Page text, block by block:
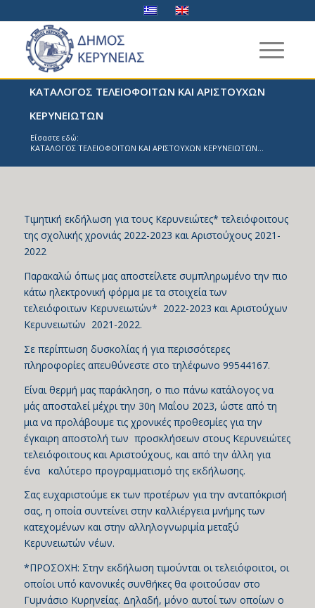
ΚΑΤΑΛΟΓΟΣ ΤΕΛΕΙΟΦΟΙΤΩΝ ΚΑΙ ΑΡΙΣΤΟΥΧΩΝ
ΚΕΡΥΝΕΙΩΤΩΝ
Είσαστε εδώ:
ΚΑΤΑΛΟΓΟΣ ΤΕΛΕΙΟΦΟΙΤΩΝ ΚΑΙ ΑΡΙΣΤΟΥΧΩΝ ΚΕΡΥΝΕΙΩΤΩΝ...
Τιμητική εκδήλωση για τους Κερυνειώτες* τελειόφοιτους
της σχολικής χρονιάς 2022-2023 και Αριστούχους 2021-
2022
Παρακαλώ όπως μας αποστείλετε συμπληρωμένο την πιο
κάτω ηλεκτρονική φόρμα με τα στοιχεία των
τελειόφοιτων Κερυνειωτών* 2022-2023 και Αριστούχων
Κερυνειωτών 2021-2022.
Σε περίπτωση δυσκολίας ή για περισσότερες
πληροφορίες απευθύνεστε στο τηλέφωνο 99544167.
Είναι θερμή μας παράκληση, ο πιο πάνω κατάλογος να
μάς αποσταλεί μέχρι την 30η Μαΐου 2023, ώστε από τη
μια να προλάβουμε τις χρονικές προθεσμίες για την
έγκαιρη αποστολή των προσκλήσεων στους Κερυνειώτες
τελειόφοιτους και Αριστούχους, και από την άλλη για
ένα καλύτερο προγραμματισμό της εκδήλωσης.
Σας ευχαριστούμε εκ των προτέρων για την ανταπόκρισή
σας, η οποία συντείνει στην καλλιέργεια μνήμης των
κατεχομένων και στην αλληλογνωριμία μεταξύ
Κερυνειωτών νέων.
*ΠΡΟΣΟΧΗ: Στην εκδήλωση τιμούνται οι τελειόφοιτοι, οι
οποίοι υπό κανονικές συνθήκες θα φοιτούσαν στο
Γυμνάσιο Κυρηνείας. Δηλαδή, μόνο αυτοί των οποίων ο